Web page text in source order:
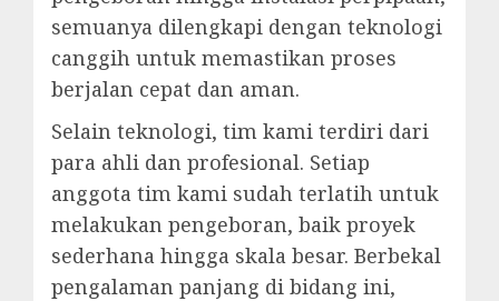
semuanya dilengkapi dengan teknologi
canggih untuk memastikan proses
berjalan cepat dan aman.
Selain teknologi, tim kami terdiri dari
para ahli dan profesional. Setiap
anggota tim kami sudah terlatih untuk
melakukan pengeboran, baik proyek
sederhana hingga skala besar. Berbekal
pengalaman panjang di bidang ini,